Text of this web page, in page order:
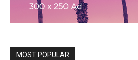
MOST POPULAR